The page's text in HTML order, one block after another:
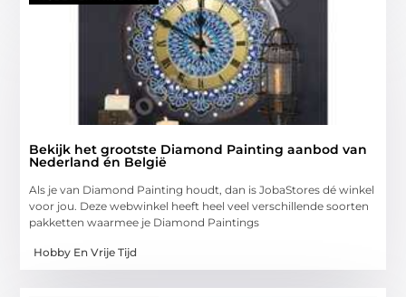
Bekijk het grootste Diamond Painting aanbod van
Nederland én België
Als je van Diamond Painting houdt, dan is JobaStores dé winkel
voor jou. Deze webwinkel heeft heel veel verschillende soorten
pakketten waarmee je Diamond Paintings
Hobby En Vrije Tijd